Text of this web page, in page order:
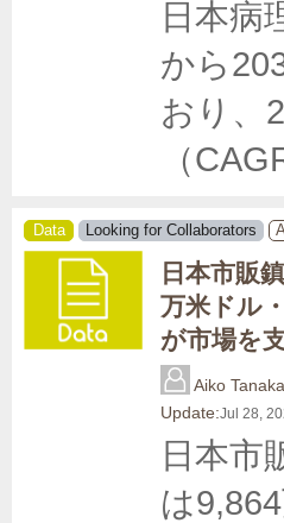
日本病
から
おり、
（
Data Looking for Collaborators
日本市販
万米ドル
が市場を
Aiko Tanaka
Update:Jul 28,
日本市
は